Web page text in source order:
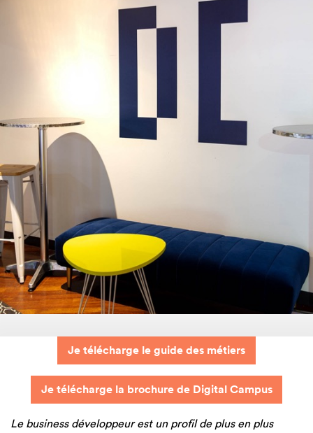
Je télécharge le guide des métiers
Je télécharge la brochure de Digital Campus
Le business développeur est un profil de plus en plus